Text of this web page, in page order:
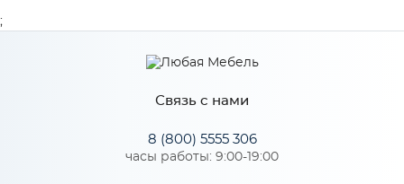
Связь с нами
8 (800) 5555 306
часы работы: 9:00-19:00
;